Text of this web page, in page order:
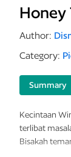
Honey
Author:
Category:
Summary
Kecintaan
terlibat
Bisakah